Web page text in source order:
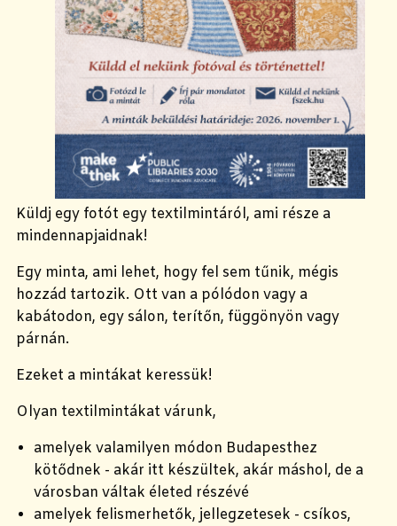
Küldj egy fotót egy textilmintáról, ami része a
mindennapjaidnak!
Egy minta, ami lehet, hogy fel sem tűnik, mégis
hozzád tartozik. Ott van a pólódon vagy a
kabátodon, egy sálon, terítőn, függönyön vagy
párnán.
Ezeket a mintákat keressük!
Olyan textilmintákat várunk,
amelyek valamilyen módon Budapesthez
kötődnek - akár itt készültek, akár máshol, de a
városban váltak életed részévé
amelyek felismerhetők, jellegzetesek - csíkos,